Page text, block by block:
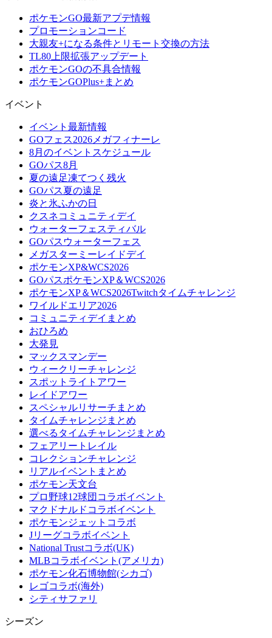
ポケモンGO最新アプデ情報
プロモーションコード
大親友+になる条件とリモート交換の方法
TL80上限拡張アップデート
ポケモンGOの不具合情報
ポケモンGOPlus+まとめ
イベント
イベント最新情報
GOフェス2026メガフィナーレ
8月のイベントスケジュール
GOパス8月
夏の遠足凍てつく残火
GOパス夏の遠足
炎と氷ふかの日
クスネコミュニティデイ
ウォーターフェスティバル
GOパスウォーターフェス
メガスターミーレイドデイ
ポケモンXP&WCS2026
GOパスポケモンXP＆WCS2026
ポケモンXP＆WCS2026Twitchタイムチャレンジ
ワイルドエリア2026
コミュニティデイまとめ
おひろめ
大発見
マックスマンデー
ウィークリーチャレンジ
スポットライトアワー
レイドアワー
スペシャルリサーチまとめ
タイムチャレンジまとめ
選べるタイムチャレンジまとめ
フェアリートレイル
コレクションチャレンジ
リアルイベントまとめ
ポケモン天文台
プロ野球12球団コラボイベント
マクドナルドコラボイベント
ポケモンジェットコラボ
Jリーグコラボイベント
National Trustコラボ(UK)
MLBコラボイベント(アメリカ)
ポケモン化石博物館(シカゴ)
レゴコラボ(海外)
シティサファリ
シーズン